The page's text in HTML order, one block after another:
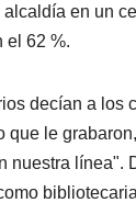
en un
el 62 %.
decían a los
que le
nuestra línea".